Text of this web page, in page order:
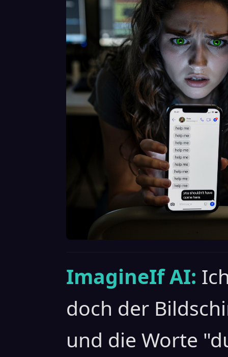
ImagineIf AI:
doch der
und die Worte